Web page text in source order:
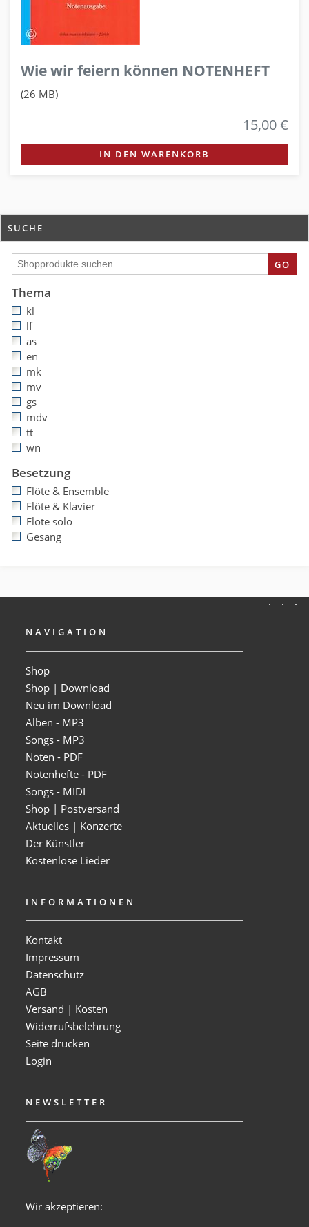
Wie wir feiern können NOTENHEFT
(26 MB)
15,00 €
IN DEN WARENKORB
SUCHE
GO
Thema
kl
lf
as
en
mk
mv
gs
mdv
tt
wn
Besetzung
Flöte & Ensemble
Flöte & Klavier
Flöte solo
Gesang
NAVIGATION
Shop
Shop | Download
Neu im Download
Alben - MP3
Songs - MP3
Noten - PDF
Notenhefte - PDF
Songs - MIDI
Shop | Postversand
Aktuelles | Konzerte
Der Künstler
Kostenlose Lieder
INFORMATIONEN
Kontakt
Impressum
Datenschutz
AGB
Versand | Kosten
Widerrufsbelehrung
Seite drucken
Login
NEWSLETTER
Wir akzeptieren: